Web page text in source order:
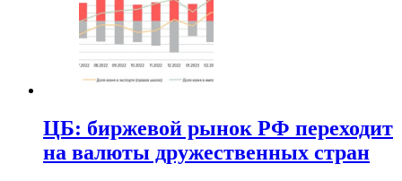
ЦБ: биржевой рынок РФ переходит
на валюты дружественных стран